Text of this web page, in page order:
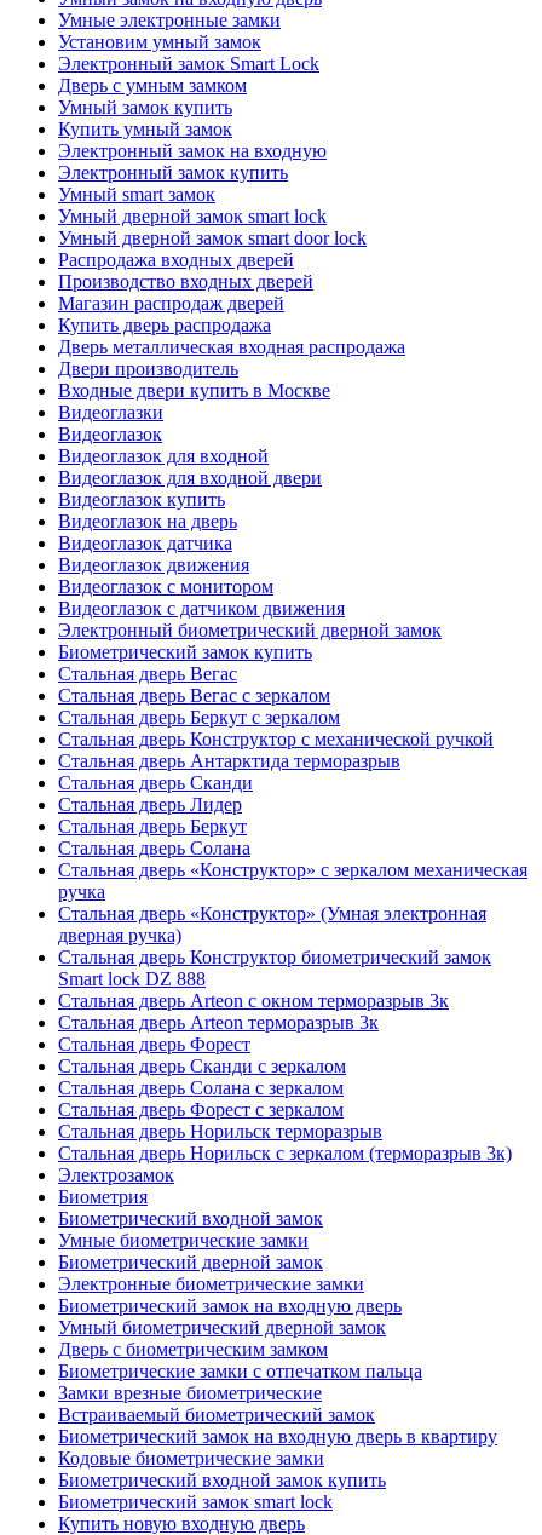
Умные электронные замки
Установим умный замок
Электронный замок Smart Lock
Дверь с умным замком
Умный замок купить
Купить умный замок
Электронный замок на входную
Электронный замок купить
Умный smart замок
Умный дверной замок smart lock
Умный дверной замок smart door lock
Распродажа входных дверей
Производство входных дверей
Магазин распродаж дверей
Купить дверь распродажа
Дверь металлическая входная распродажа
Двери производитель
Входные двери купить в Москве
Видеоглазки
Видеоглазок
Видеоглазок для входной
Видеоглазок для входной двери
Видеоглазок купить
Видеоглазок на дверь
Видеоглазок датчика
Видеоглазок движения
Видеоглазок с монитором
Видеоглазок с датчиком движения
Электронный биометрический дверной замок
Биометрический замок купить
Стальная дверь Вегас
Стальная дверь Вегас с зеркалом
Стальная дверь Беркут с зеркалом
Стальная дверь Конструктор с механической ручкой
Стальная дверь Антарктида терморазрыв
Стальная дверь Сканди
Стальная дверь Лидер
Стальная дверь Беркут
Стальная дверь Солана
Стальная дверь «Конструктор» с зеркалом механическая
ручка
Стальная дверь «Конструктор» (Умная электронная
дверная ручка)
Стальная дверь Конструктор биометрический замок
Smart lock DZ 888
Стальная дверь Arteon с окном терморазрыв 3к
Стальная дверь Arteon терморазрыв 3к
Стальная дверь Форест
Стальная дверь Сканди с зеркалом
Стальная дверь Солана с зеркалом
Стальная дверь Форест с зеркалом
Стальная дверь Норильск терморазрыв
Стальная дверь Норильск с зеркалом (терморазрыв 3к)
Электрозамок
Биометрия
Биометрический входной замок
Умные биометрические замки
Биометрический дверной замок
Электронные биометрические замки
Биометрический замок на входную дверь
Умный биометрический дверной замок
Дверь с биометрическим замком
Биометрические замки с отпечатком пальца
Замки врезные биометрические
Встраиваемый биометрический замок
Биометрический замок на входную дверь в квартиру
Кодовые биометрические замки
Биометрический входной замок купить
Биометрический замок smart lock
Купить новую входную дверь